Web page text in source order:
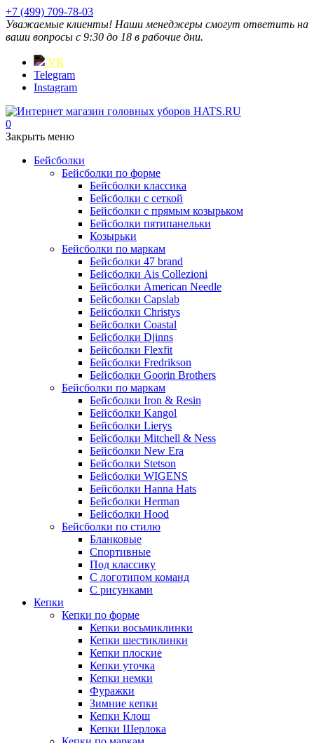
+7 (499) 709-78-03
Уважаемые клиенты! Наши менеджеры смогут ответить на
ваши вопросы с 9:30 до 18 в рабочие дни.
VK
Telegram
Instagram
0
Закрыть меню
Бейсболки
Бейсболки по форме
Бейсболки классика
Бейсболки с сеткой
Бейсболки с прямым козырьком
Бейсболки пятипанельки
Козырьки
Бейсболки по маркам
Бейсболки 47 brand
Бейсболки Ais Collezioni
Бейсболки American Needle
Бейсболки Capslab
Бейсболки Christys
Бейсболки Coastal
Бейсболки Djinns
Бейсболки Flexfit
Бейсболки Fredrikson
Бейсболки Goorin Brothers
Бейсболки по маркам
Бейсболки Iron & Resin
Бейсболки Kangol
Бейсболки Lierys
Бейсболки Mitchell & Ness
Бейсболки New Era
Бейсболки Stetson
Бейсболки WIGENS
Бейсболки Hanna Hats
Бейсболки Herman
Бейсболки Hood
Бейсболки по стилю
Бланковые
Спортивные
Под классику
С логотипом команд
С рисунками
Кепки
Кепки по форме
Кепки восьмиклинки
Кепки шестиклинки
Кепки плоские
Кепки уточка
Кепки немки
Фуражки
Зимние кепки
Кепки Клош
Кепки Шерлока